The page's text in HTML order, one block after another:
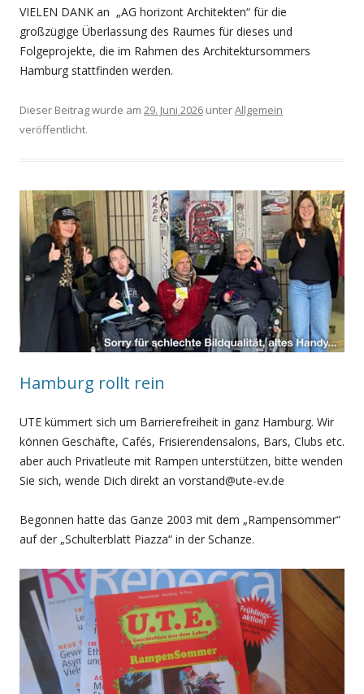
VIELEN DANK an „AG horizont Architekten“ für die
großzügige Überlassung des Raumes für dieses und
Folgeprojekte, die im Rahmen des Architektursommers
Hamburg stattfinden werden.
Dieser Beitrag wurde am 29. Juni 2026 unterAllgemein
veröffentlicht.
Hamburg rollt rein
UTE kümmert sich um Barrierefreiheit in ganz Hamburg. Wir
können Geschäfte, Cafés, Frisierendensalons, Bars, Clubs etc.
aber auch Privatleute mit Rampen unterstützen, bitte wenden
Sie sich, wende Dich direkt an vorstand@ute-ev.de
Begonnen hatte das Ganze 2003 mit dem „Rampensommer“
auf der „Schulterblatt Piazza“ in der Schanze.